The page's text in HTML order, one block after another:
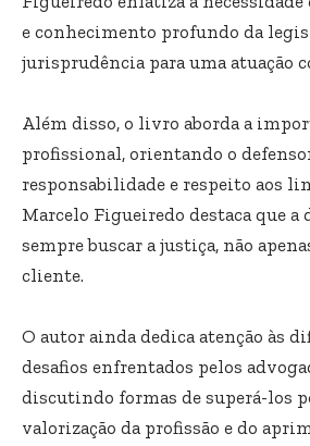
e conhecimento profundo da
jurisprudência para uma atuação
Além disso, o livro aborda a
profissional, orientando o
responsabilidade e respeito aos
Marcelo Figueiredo destaca que a
sempre buscar a justiça, não
cliente.
O autor ainda dedica atenção às
desafios enfrentados pelos
discutindo formas de superá-los
valorização da profissão e do